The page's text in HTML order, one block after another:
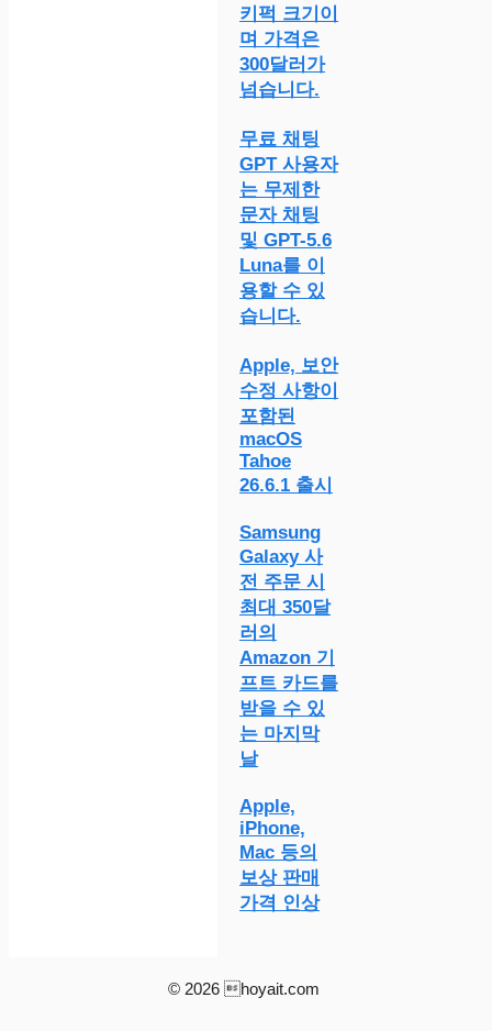
키퍽 크기이
며 가격은
300달러가
넘습니다.
무료 채팅
GPT 사용자
는 무제한
문자 채팅
및 GPT-5.6
Luna를 이
용할 수 있
습니다.
Apple, 보안
수정 사항이
포함된
macOS
Tahoe
26.6.1 출시
Samsung
Galaxy 사
전 주문 시
최대 350달
러의
Amazon 기
프트 카드를
받을 수 있
는 마지막
날
Apple,
iPhone,
Mac 등의
보상 판매
가격 인상
© 2026 hoyait.com